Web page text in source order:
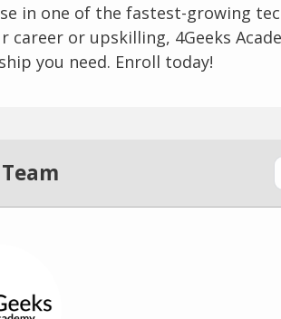
in one of the fastest-growing
career or upskilling, 4Geeks
you need. Enroll today!